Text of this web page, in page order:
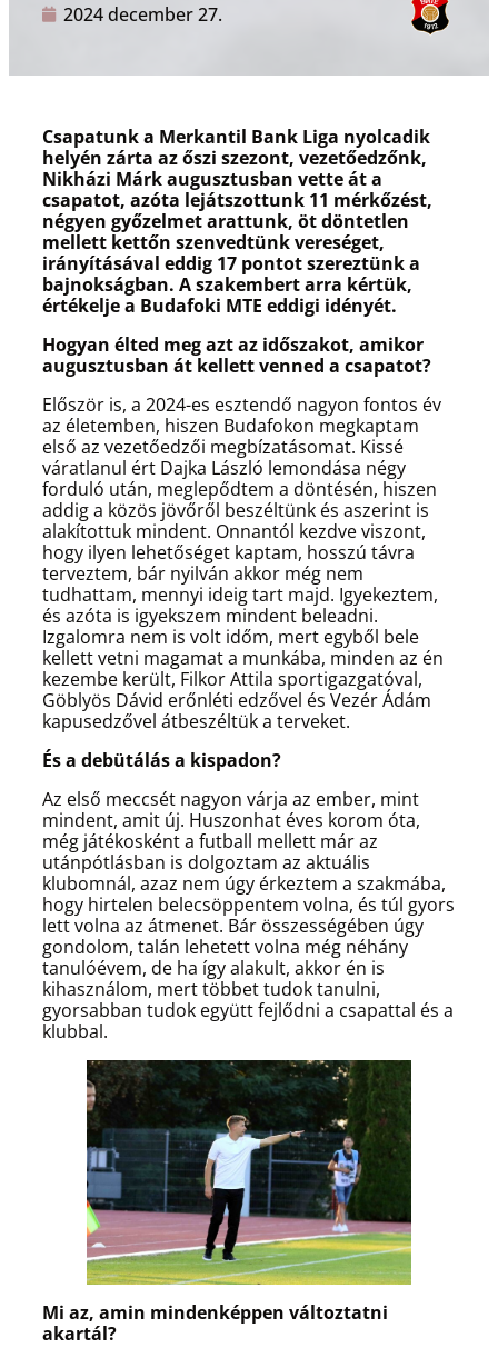
2024 december 27.
Csapatunk a Merkantil Bank Liga nyolcadik
helyén zárta az őszi szezont, vezetőedzőnk,
Nikházi Márk augusztusban vette át a
csapatot, azóta lejátszottunk 11 mérkőzést,
négyen győzelmet arattunk, öt döntetlen
mellett kettőn szenvedtünk vereséget,
irányításával eddig 17 pontot szereztünk a
bajnokságban. A szakembert arra kértük,
értékelje a Budafoki MTE eddigi idényét.
Hogyan élted meg azt az időszakot, amikor
augusztusban át kellett venned a csapatot?
Először is, a 2024-es esztendő nagyon fontos év
az életemben, hiszen Budafokon megkaptam
első az vezetőedzői megbízatásomat. Kissé
váratlanul ért Dajka László lemondása négy
forduló után, meglepődtem a döntésén, hiszen
addig a közös jövőről beszéltünk és aszerint is
alakítottuk mindent. Onnantól kezdve viszont,
hogy ilyen lehetőséget kaptam, hosszú távra
terveztem, bár nyilván akkor még nem
tudhattam, mennyi ideig tart majd. Igyekeztem,
és azóta is igyekszem mindent beleadni.
Izgalomra nem is volt időm, mert egyből bele
kellett vetni magamat a munkába, minden az én
kezembe került, Filkor Attila sportigazgatóval,
Göblyös Dávid erőnléti edzővel és Vezér Ádám
kapusedzővel átbeszéltük a terveket.
És a debütálás a kispadon?
Az első meccsét nagyon várja az ember, mint
mindent, amit új. Huszonhat éves korom óta,
még játékosként a futball mellett már az
utánpótlásban is dolgoztam az aktuális
klubomnál, azaz nem úgy érkeztem a szakmába,
hogy hirtelen belecsöppentem volna, és túl gyors
lett volna az átmenet. Bár összességében úgy
gondolom, talán lehetett volna még néhány
tanulóévem, de ha így alakult, akkor én is
kihasználom, mert többet tudok tanulni,
gyorsabban tudok együtt fejlődni a csapattal és a
klubbal.
Mi az, amin mindenképpen változtatni
akartál?